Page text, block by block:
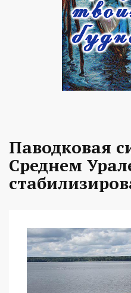
Паводковая
Среднем